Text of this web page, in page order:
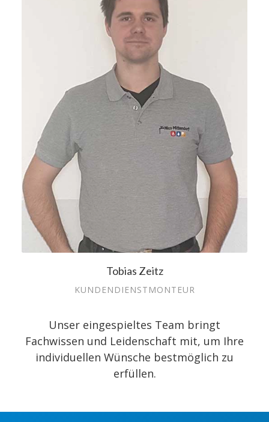
Tobias Zeitz
KUNDENDIENSTMONTEUR
Unser eingespieltes Team bringt
Fachwissen und Leidenschaft mit, um Ihre
individuellen Wünsche bestmöglich zu
erfüllen.